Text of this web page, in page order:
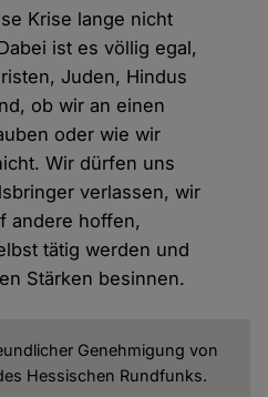
Krise lange nicht
ist es völlig egal,
Juden, Hindus
ob wir an einen
oder wie wir
Wir dürfen uns
verlassen, wir
andere hoffen,
tätig werden und
Stärken besinnen.
Genehmigung von
Hessischen Rundfunks.